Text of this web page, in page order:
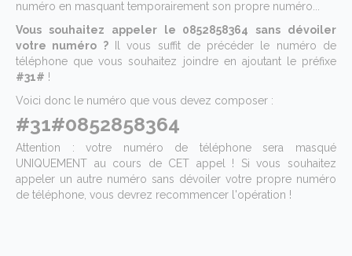
numéro en masquant temporairement son propre numéro...
Vous souhaitez appeler le 0852858364 sans dévoiler
votre numéro ?Il vous suffit de précéder le numéro de
téléphone que vous souhaitez joindre en ajoutant le préfixe
#31# !
Voici donc le numéro que vous devez composer :
#31#0852858364
Attention : votre numéro de téléphone sera masqué
UNIQUEMENT au cours de CET appel ! Si vous souhaitez
appeler un autre numéro sans dévoiler votre propre numéro
de téléphone, vous devrez recommencer l'opération !